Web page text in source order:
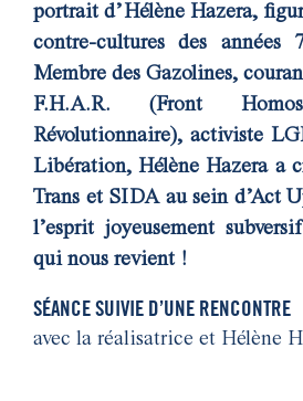
portrait d’Hélène Hazera,
contre-cultures des années
Membre des Gazolines,
F.H.A.R. (Front
Révolutionnaire), activiste
Libération, Hélène Hazera a
Trans et SIDA au sein d’Act
l’esprit joyeusement
qui nous revient !
SÉANCE SUIVIE D’UNE RENCONTRE
avec la réalisatrice et Hélène